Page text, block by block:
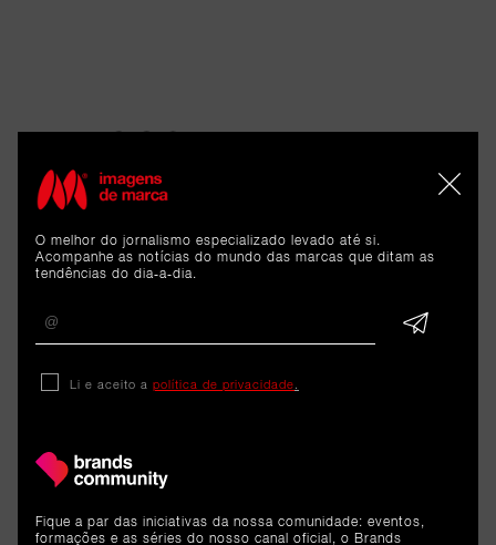
ARTIGOS
RELACIONADOS
Cargo
Liliana Azevedo é a nova Head
of Marketing Operations &
Strategy da B-Parts
O melhor do jornalismo especializado levado até si.
Acompanhe as notícias do mundo das marcas que ditam as
tendências do dia-a-dia.
Li e aceito a política de privacidade
Fique a par das iniciativas da nossa comunidade: eventos,
formações e as séries do nosso canal oficial, o Brands